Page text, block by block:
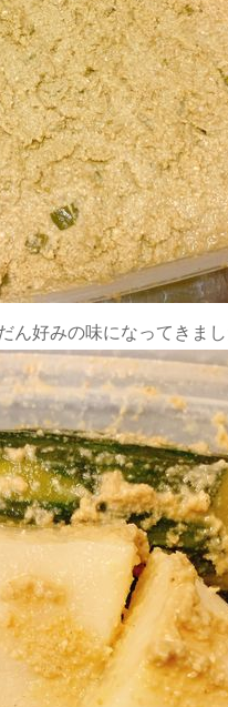
好みの味になってきまし